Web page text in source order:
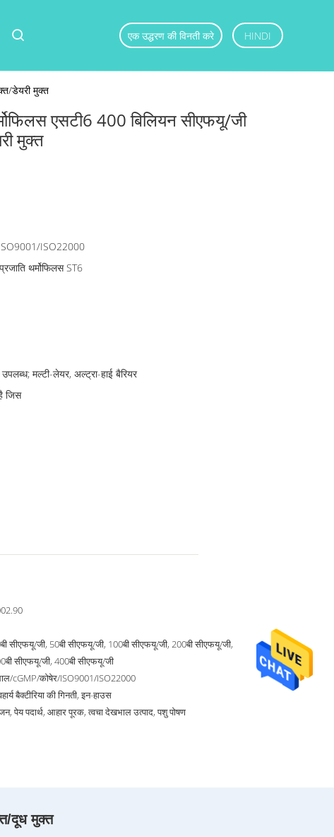
एक उद्धरण की विनती करे HINDI
डेयरी मुक्त
एसटी6 400 बिलियन सीएफयू/जी
मुक्त
ISO22000
थर्मोफिलस ST6
मल्टी-लेयर, अल्ट्रा-हाई बैरियर
जिस
सीएफयू/जी, 50बी सीएफयू/जी, 100बी सीएफयू/जी, 200बी सीएफयू/जी,
सीएफयू/जी, 400बी सीएफयू/जी
cGMP/कोषेर/ISO9001/ISO22000
बैक्टीरिया की गिनती, इन-हाउस
पेय पदार्थ, आहार पूरक, त्वचा देखभाल उत्पाद, पशु पोषण
दूध मुक्त